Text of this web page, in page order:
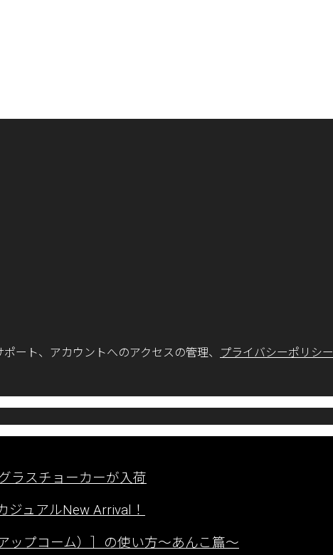
ート、アカウントへのアクセスの管理、 プライバシーポリシー
ラスチョーカーが入荷
ジュアルNew Arrival！
ップコーム）］の使い方〜あんこ篇〜